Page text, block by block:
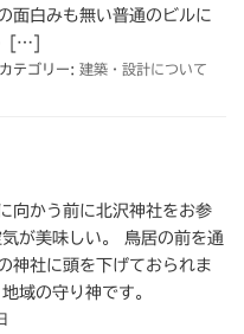
面白みも無い普通のビルに
[…]
カテゴリー: 建築・設計について
向かう前に北沢神社をお参
が美味しい。 鳥居の前を通
神社に頭を下げておられま
域の守り神です。